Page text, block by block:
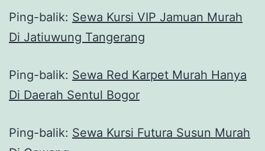
Ping-balik: Sewa Kursi VIP Jamuan Murah
Di Jatiuwung Tangerang
Ping-balik: Sewa Red Karpet Murah Hanya
Di Daerah Sentul Bogor
Ping-balik: Sewa Kursi Futura Susun Murah